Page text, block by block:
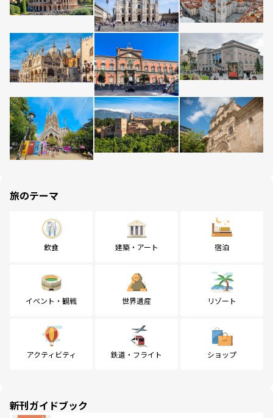
旅のテーマ
飲食 建築・アート 宿泊
イベント・観戦 世界遺産 リゾート
アクティビティ 鉄道・フライト ショップ
新刊ガイドブック